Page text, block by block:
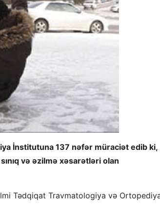
İnstitutuna 137 nəfər müraciət edib ki,
və əzilmə xəsarətləri olan
Tədqiqat Travmatologiya və